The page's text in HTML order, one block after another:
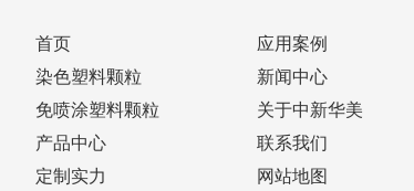
首页
应用案例
染色塑料颗粒
新闻中心
免喷涂塑料颗粒
关于中新华美
产品中心
联系我们
定制实力
网站地图